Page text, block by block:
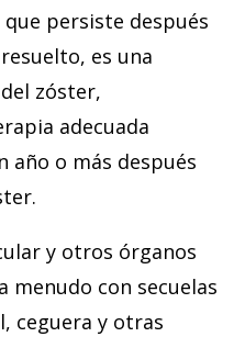
persiste después
es una
zóster,
adecuada
año o más después
y otros órganos
menudo con secuelas
ceguera y otras